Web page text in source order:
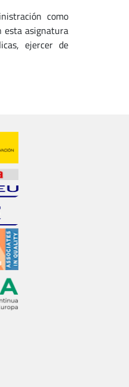
como
esta asignatura
ejercer de